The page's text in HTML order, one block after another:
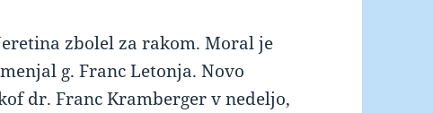
zbolel za rakom. Moral je
g. Franc Letonja. Novo
dr. Franc Kramberger v nedeljo,